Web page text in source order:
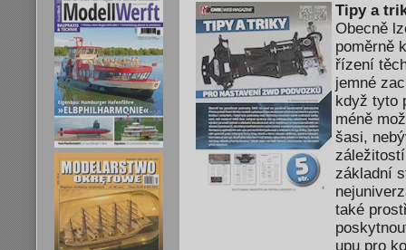
Tipy a
Obecně
poměrně
řízení
jemné
když tyto
méně
šasi,
základní
také
upu pro